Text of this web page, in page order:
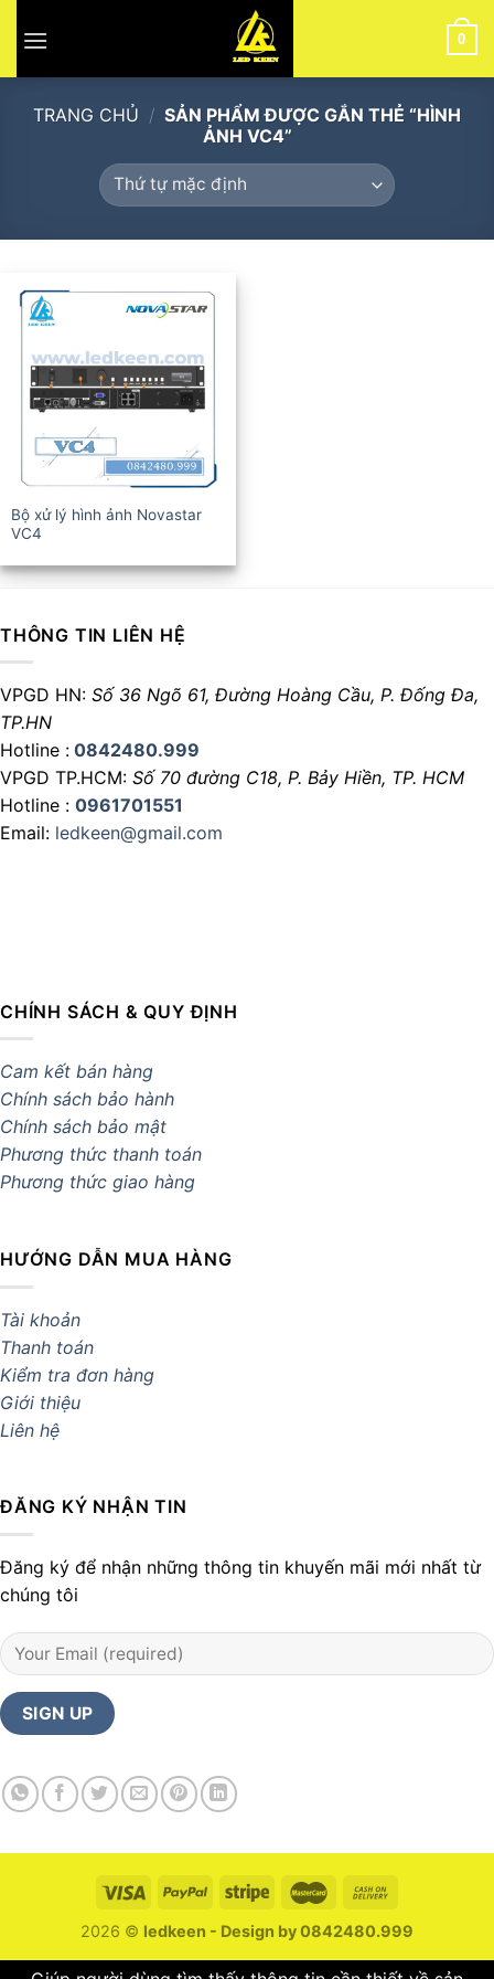
0
TRANG CHỦ / SẢN PHẨM ĐƯỢC GẮN THẺ “HÌNH
ẢNH VC4”
Bộ xử lý hình ảnh Novastar
VC4
THÔNG TIN LIÊN HỆ
VPGD HN: Số 36 Ngõ 61, Đường Hoàng Cầu, P. Đống Đa,
TP.HN
Hotline : 0842480.999
VPGD TP.HCM: Số 70 đường C18, P. Bảy Hiền, TP. HCM
Hotline : 0961701551
Email: ledkeen@gmail.com
CHÍNH SÁCH & QUY ĐỊNH
Cam kết bán hàng
Chính sách bảo hành
Chính sách bảo mật
Phương thức thanh toán
Phương thức giao hàng
HƯỚNG DẪN MUA HÀNG
Tài khoản
Thanh toán
Kiểm tra đơn hàng
Giới thiệu
Liên hệ
ĐĂNG KÝ NHẬN TIN
Đăng ký để nhận những thông tin khuyến mãi mới nhất từ
chúng tôi
2026 © ledkeen - Design by 0842480.999